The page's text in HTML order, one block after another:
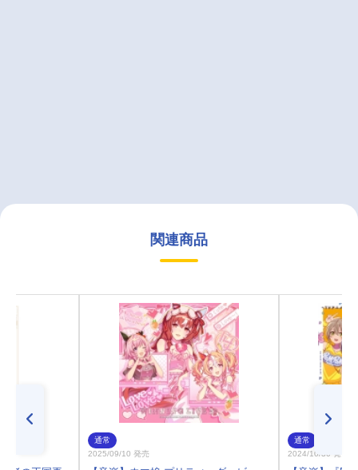
関連商品
通常
2025/09/10 発売
通常
2024/10/30 発売